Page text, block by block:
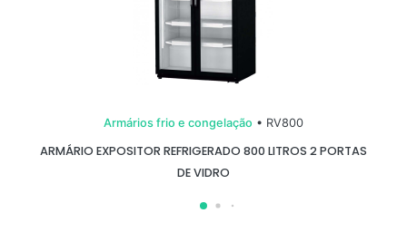
Armários frio e congelação • RV800
ARMÁRIO EXPOSITOR REFRIGERADO 800 LITROS 2 PORTAS
DE VIDRO